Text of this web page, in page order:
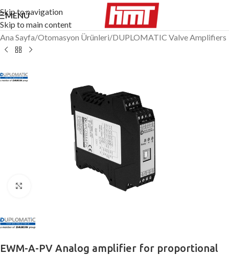
Skip to navigation
Skip to main content
MENÜ
Ana Sayfa/Otomasyon Ürünleri/DUPLOMATIC Valve Amplifiers
EWM-A-PV Analog amplifier for proportional